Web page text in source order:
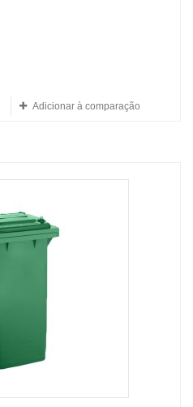
Adicionar à comparação